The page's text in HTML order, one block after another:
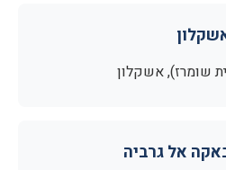
אל גרביה